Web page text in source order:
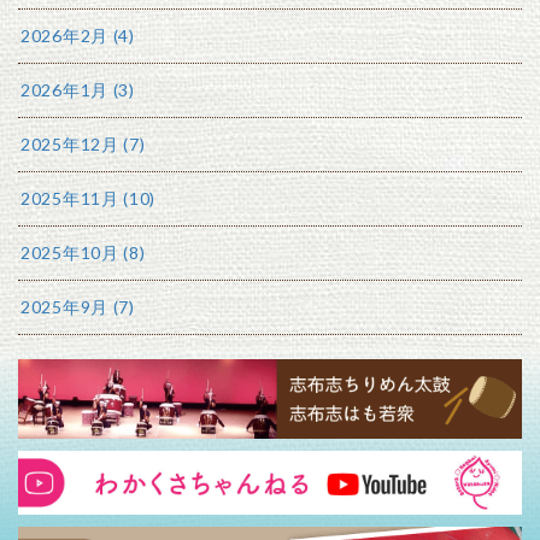
2026年2月 (4)
2026年1月 (3)
2025年12月 (7)
2025年11月 (10)
2025年10月 (8)
2025年9月 (7)